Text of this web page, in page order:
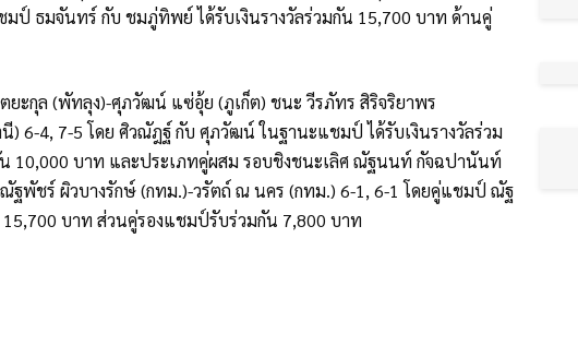
ป์ ธมจันทร์ กับ ชมภู่ทิพย์ ได้รับเงินรางวัลร่วมกัน 15,700 บาท ด้านคู่
ยะกุล (พัทลุง)-ศุภวัฒน์ แซ่อุ้ย (ภูเก็ต) ชนะ วีรภัทร สิริจริยาพร
4, 7-5 โดย ศิวณัฎฐ์ กับ ศุภวัฒน์ ในฐานะแชมป์ ได้รับเงินรางวัลร่วม
10,000 บาท และประเภทคู่ผสม รอบชิงชนะเลิศ ณัฐนนท์ กัจฉปานันท์
ฐพัชร์ ผิวบางรักษ์ (กทม.)-วรัตถ์ ณ นคร (กทม.) 6-1, 6-1 โดยคู่แชมป์ ณัฐ
บาท ส่วนคู่รองแชมป์รับร่วมกัน 7,800 บาท